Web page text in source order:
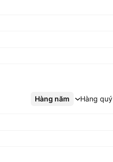
Hàng năm Hàng quý
Xem thêm